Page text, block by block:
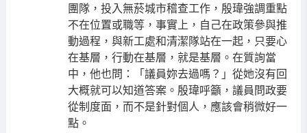
團隊，投入無菸城市稽查工作，殷瑋強調重點
不在位置或職等，事實上，自己在政策參與推
動過程，與新工處和清潔隊站在一起，只要心
在基層，行動在基層，就是基層。在質詢當
中，他也問：「議員妳去過嗎？」從她沒有回
大概就可以知道答案。殷瑋呼籲，議員問政要
從制度面，而不是針對個人，應該會稍微好一
點。